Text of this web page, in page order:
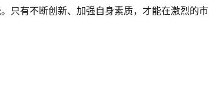
只有不断创新、加强自身素质，才能在激烈的市